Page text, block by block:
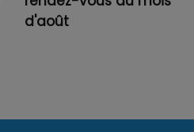
d'août